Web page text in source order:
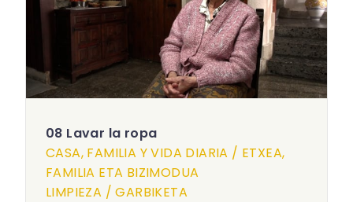
08 Lavar la ropa
CASA, FAMILIA Y VIDA DIARIA / ETXEA,
FAMILIA ETA BIZIMODUA
LIMPIEZA / GARBIKETA